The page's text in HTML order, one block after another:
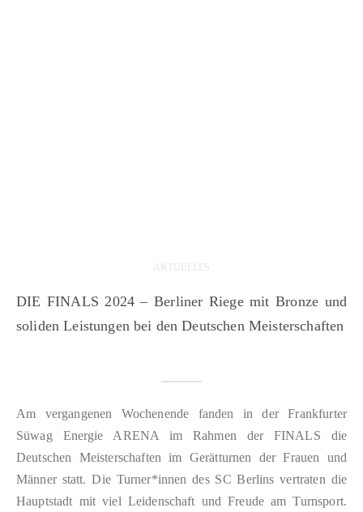
AKTUELLES
DIE FINALS 2024 – Berliner Riege mit Bronze und
soliden Leistungen bei den Deutschen Meisterschaften
Am vergangenen Wochenende fanden in der Frankfurter
Süwag Energie ARENA im Rahmen der FINALS die
Deutschen Meisterschaften im Gerätturnen der Frauen und
Männer statt. Die Turner*innen des SC Berlins vertraten die
Hauptstadt mit viel Leidenschaft und Freude am Turnsport.